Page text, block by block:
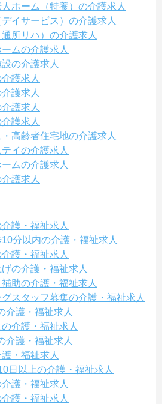
ホーム（特養）の介護求人
イサービス）の介護求人
所リハ）の介護求人
ムの介護求人
の介護求人
護求人
護求人
護求人
護求人
高齢者住宅地の介護求人
イの介護求人
ムの介護求人
護求人
護・福祉求人
分以内の介護・福祉求人
護・福祉求人
の介護・福祉求人
助の介護・福祉求人
スタッフ募集の介護・福祉求人
介護・福祉求人
介護・福祉求人
介護・福祉求人
・福祉求人
日以上の介護・福祉求人
護・福祉求人
護・福祉求人